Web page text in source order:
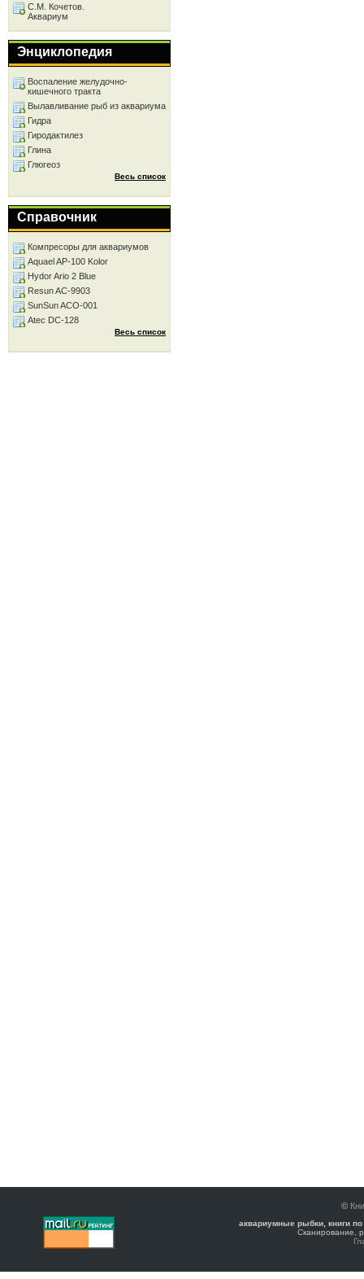
С.М. Кочетов.
Аквариум
Энциклопедия
Воспаление желудочно-
кишечного тракта
Вылавливание рыб из аквариума
Гидра
Гиродактилез
Глина
Глюгеоз
Весь список
Справочник
Компресоры для аквариумов
Aquael AP-100 Kolor
Hydor Ario 2 Blue
Resun AC-9903
SunSun ACO-001
Atec DC-128
Весь список
©
аквариумные рыбки, книги
Сканирование,